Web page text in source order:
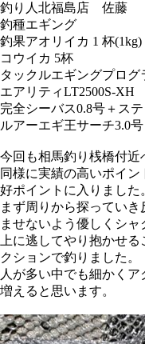
釣り人 北福島店 佐藤
釣種エギング
釣果アオリイカ 1 杯(1kg)
コウイカ 5杯
タックルエギングプログ
エアリティLT2500S-XH
完全シーバス0.8号＋ス
ルアーエギ王サーチ3.0号
今回も相馬釣り桟橋付近
同様に実績の高いポイ
好ポイントに入りました
まず周りから探ってい
ませないよう優しくシ
上に逃してやり抱かせ
クションで釣りました。
人が多い中でも細かく
増えると思います。